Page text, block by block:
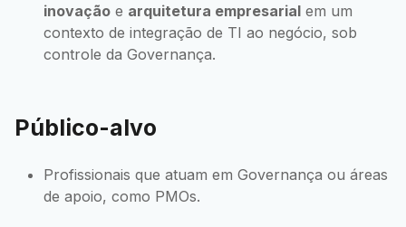
inovação e arquitetura empresarial em um
contexto de integração de TI ao negócio, sob
controle da Governança.
Público-alvo
Profissionais que atuam em Governança ou áreas
de apoio, como PMOs.